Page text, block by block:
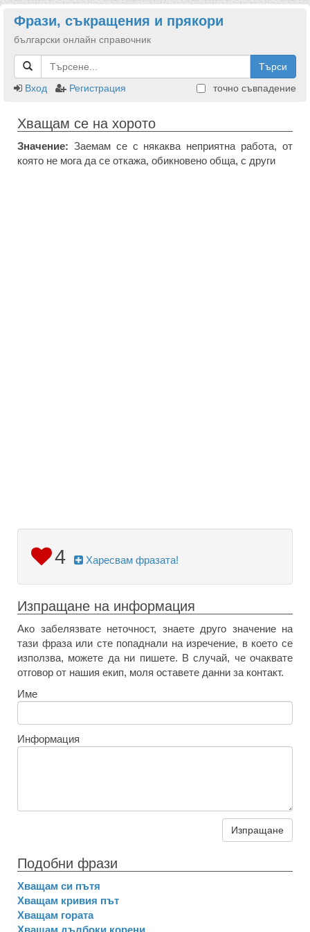
Фрази, съкращения и прякори
български онлайн справочник
Търси
Вход
Регистрация точно съвпадение
Хващам се на хорото
Значение: Заемам се с някаква неприятна работа, от
която не мога да се откажа, обикновено обща, с други
4 Харесвам фразата!
Изпращане на информация
Ако забелязвате неточност, знаете друго значение на
тази фраза или сте попаднали на изречение, в което се
използва, можете да ни пишете. В случай, че очаквате
отговор от нашия екип, моля оставете данни за контакт.
Име
Информация
Изпращане
Подобни фрази
Хващам си пътя
Хващам кривия път
Хващам гората
Хващам дълбоки корени